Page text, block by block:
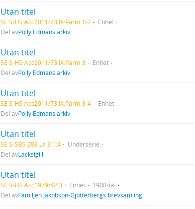
Utan titel
SE S-HS Acc2011/73:IX:Pärm 1-2
Enhet
Del avPolly Edmans arkiv
Utan titel
SE S-HS Acc2011/73:IX:Pärm 3
Enhet
Del avPolly Edmans arkiv
Utan titel
SE S-HS Acc2011/73:IX:Pärm 3-4
Enhet
Del avPolly Edmans arkiv
Utan titel
SE S-SBS 288 La 3:1:4
Underserie
Del avLacksigill
Utan titel
SE S-HS Acc1979/42:3 Enhet
1900-tal
Del avFamiljen Jakobson-Gjötterbergs brevsamling